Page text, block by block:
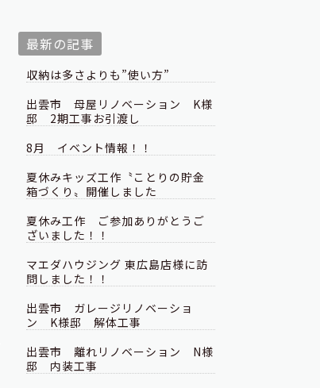
最新の記事
収納は多さよりも”使い方”
出雲市 母屋リノベーション K様
邸 2期工事お引渡し
8月 イベント情報！！
夏休みキッズ工作〝ことりの貯金
箱づくり〟開催しました
夏休み工作 ご参加ありがとうご
ざいました！！
マエダハウジング 東広島店様に訪
問しました！！
出雲市 ガレージリノベーショ
ン K様邸 解体工事
出雲市 離れリノベーション N様
邸 内装工事